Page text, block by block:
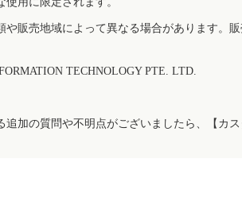
販売地域によって異なる場合があります。
TECHNOLOGY PTE. LTD.
加の質問や不明点がございましたら、【カ